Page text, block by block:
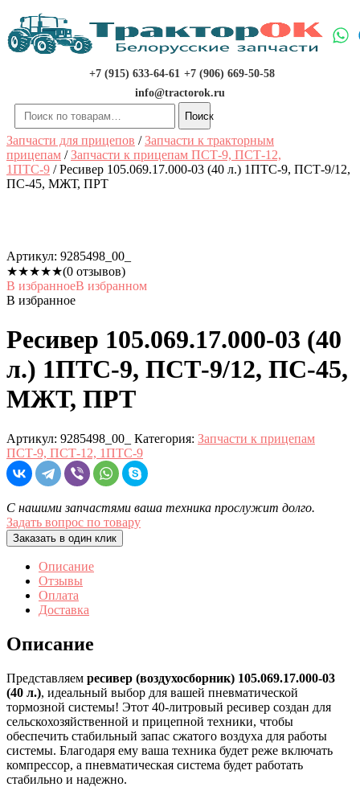
Перейти
содержимому
+7 (915) 633-64-61 +7 (906) 669-50-58
info@tractorok.ru
Искать:
Поиск
Запчасти для прицепов /Запчасти к тракторным
прицепам /Запчасти к прицепам ПСТ-9, ПСТ-12,
1ПТС-9 / Ресивер 105.069.17.000-03 (40 л.) 1ПТС-9, ПСТ-9/12,
ПС-45, МЖТ, ПРТ
Артикул: 9285498_00_
★★★★★(0 отзывов)
В избранноеВ избранном
В избранное
Ресивер 105.069.17.000-03 (40
л.) 1ПТС-9, ПСТ-9/12, ПС-45,
МЖТ, ПРТ
Артикул: 9285498_00_ Категория: Запчасти к прицепам
ПСТ-9, ПСТ-12, 1ПТС-9
С нашими запчастями ваша техника прослужит долго.
Задать вопрос по товару
Заказать в один клик
Описание
Отзывы
Оплата
Доставка
Описание
Представляем ресивер (воздухосборник) 105.069.17.000-03
(40 л.), идеальный выбор для вашей пневматической
тормозной системы! Этот 40-литровый ресивер создан для
сельскохозяйственной и прицепной техники, чтобы
обеспечить стабильный запас сжатого воздуха для работы
системы. Благодаря ему ваша техника будет реже включать
компрессор, а пневматическая система будет работать
стабильно и надежно.